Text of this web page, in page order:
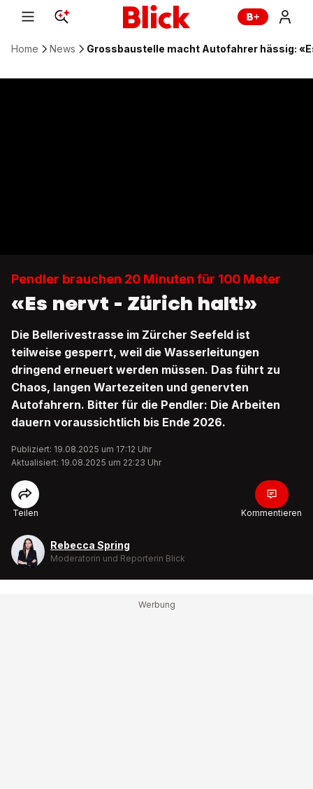
Home News Grossbaustelle macht Autofahrer hässig:
Pendler brauchen 20 Minuten für 100 Meter
«Es nervt - Zürich halt!»
Die Bellerivestrasse im Zürcher Seefeld ist
teilweise gesperrt, weil die Wasserleitungen
dringend erneuert werden müssen. Das führt zu
Chaos, langen Wartezeiten und genervten
Autofahrern. Bitter für die Pendler: Die Arbeiten
dauern voraussichtlich bis Ende 2026.
Publiziert: 19.08.2025 um 17:12 Uhr
Aktualisiert: 19.08.2025 um 22:23 Uhr
Teilen Kommentieren
Rebecca Spring
Moderatorin und Reporterin Blick